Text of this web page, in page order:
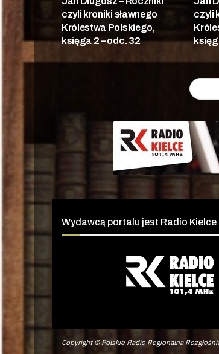
czyli kroniki sławnego
Królestwa Polskiego,
księga 2 – odc. 32
czyli
Wydawcą portalu jest Radio Kielce
Copyright © Polskie Radio Regionalna